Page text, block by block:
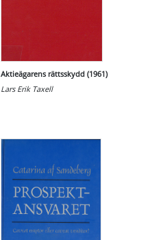
Aktieägarens rättsskydd (1961)
Lars Erik Taxell